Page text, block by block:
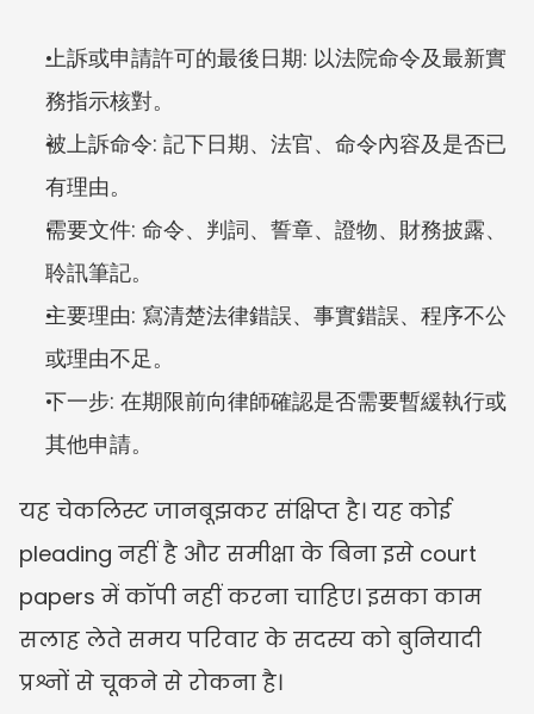
上訴或申請許可的最後日期: 以法院命令及最新實
務指示核對。
被上訴命令: 記下日期、法官、命令內容及是否已
有理由。
需要文件: 命令、判詞、誓章、證物、財務披露、
聆訊筆記。
主要理由: 寫清楚法律錯誤、事實錯誤、程序不公
或理由不足。
下一步: 在期限前向律師確認是否需要暫緩執行或
其他申請。
यह चेकलिस्ट जानबूझकर संक्षिप्त है। यह कोई
pleading नहीं है और समीक्षा के बिना इसे court
papers में कॉपी नहीं करना चाहिए। इसका काम
सलाह लेते समय परिवार के सदस्य को बुनियादी
प्रश्नों से चूकने से रोकना है।